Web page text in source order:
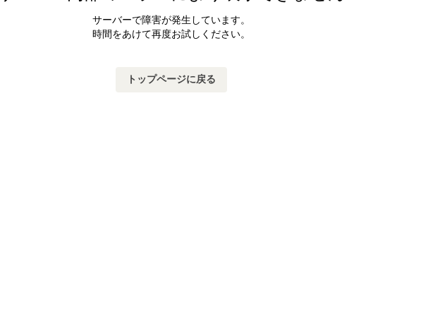
サーバーで障害が発生しています。
時間をあけて再度お試しください。
トップページに戻る